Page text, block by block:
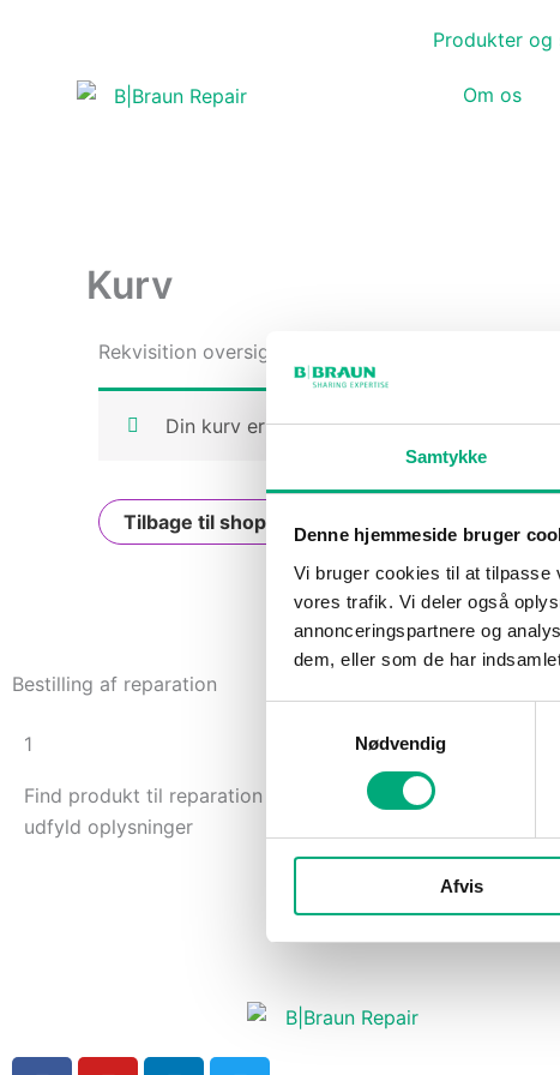
Samtykke
Denne hjemmeside bruger
Vi bruger cookies til at tilpasse
vores trafik. Vi deler også
annonceringspartnere og
dem, eller som de har
Nødvendig
Afvis
indholdet
Produkter og
Om os
Kurv
Rekvisition oversigt
Din kurv er tom.
Tilbage til shoppen
Bestilling af reparation
1
Find produkt til reparation og
udfyld oplysninger
2
Godkend ordren,
pakken